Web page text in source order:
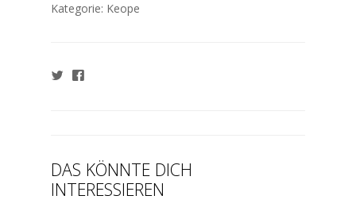
Kategorie: Keope
DAS KÖNNTE DICH
INTERESSIEREN